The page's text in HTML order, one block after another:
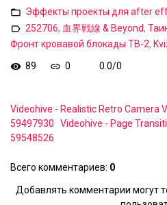
Эффекты проекты для after
252706, 血界戦線 & Beyond,
Фронт кровавой блокады ТВ-2,
89
0 0.0/0
Videohive - Realistic Retro Camera
59497930
Videohive - Page
59548526
Всего комментариев: 0
Добавлять комментарии могут